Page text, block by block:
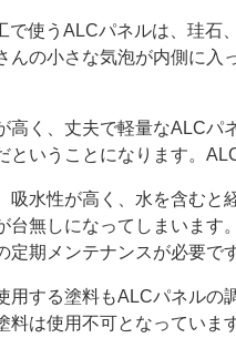
使うALCパネルは、珪石
んの小さな気泡が内側に入
く、丈夫で軽量なALCパ
ということになります。
水性が高く、水を含むと
台無しになってしまいます
定期メンテナンスが必要です
する塗料もALCパネルの
料は使用不可となっています